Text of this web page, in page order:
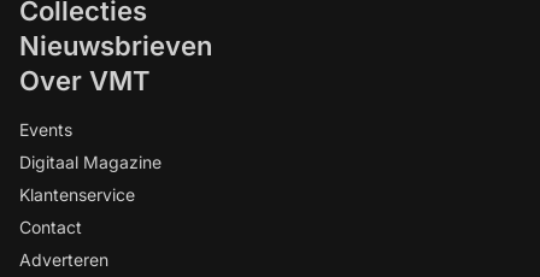
Collecties
Nieuwsbrieven
Over VMT
Events
Digitaal Magazine
Klantenservice
Contact
Adverteren